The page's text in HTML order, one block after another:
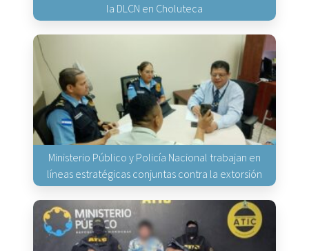
la DLCN en Choluteca
Ministerio Público y Policía Nacional trabajan en
líneas estratégicas conjuntas contra la extorsión